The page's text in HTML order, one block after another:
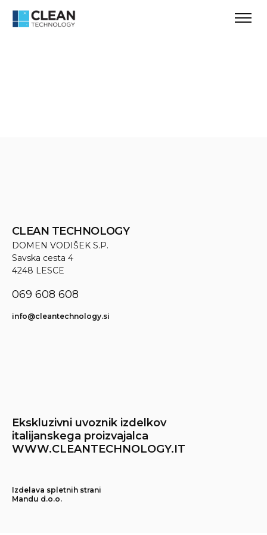
CLEAN TECHNOLOGY
DOMEN VODIŠEK S.P.
Savska cesta 4
4248 LESCE
069 608 608
info@cleantechnology.si
Ekskluzivni uvoznik izdelkov
italijanskega proizvajalca
WWW.CLEANTECHNOLOGY.IT
Izdelava spletnih strani
Mandu d.o.o.